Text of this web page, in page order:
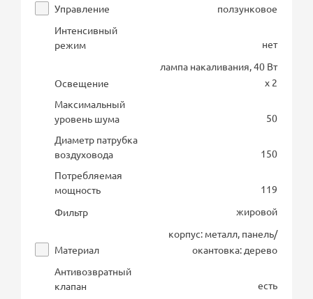
Управление
ползунковое
Интенсивный
режим
нет
Освещение
лампа накаливания, 40 Вт
х 2
Максимальный
уровень шума
50
Диаметр патрубка
воздуховода
150
Потребляемая
мощность
119
Фильтр
жировой
Материал
корпус: металл, панель/
окантовка: дерево
Антивозвратный
клапан
есть